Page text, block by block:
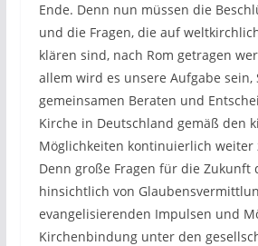
Ende. Denn nun müssen die
und die Fragen, die auf
klären sind, nach Rom getragen
allem wird es unsere Aufgabe sein,
gemeinsamen Beraten und
Kirche in Deutschland gemäß den
Möglichkeiten kontinuierlich weiter
Denn große Fragen für die Zukunft
hinsichtlich von
evangelisierenden Impulsen und
Kirchenbindung unter den